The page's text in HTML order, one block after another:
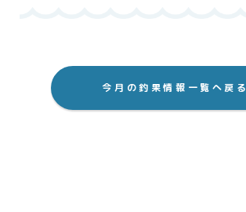
今月の釣果情報一覧へ戻る